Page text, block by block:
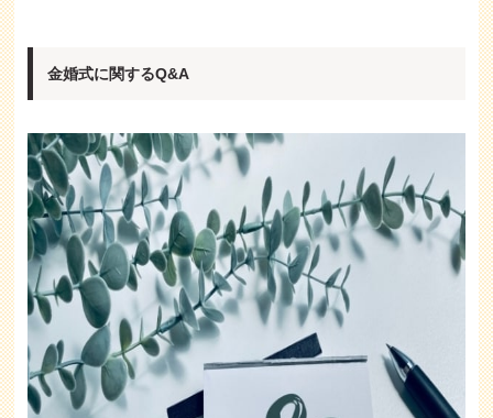
金婚式に関するQ&A